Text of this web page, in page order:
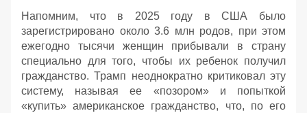
Напомним, что в 2025 году в США было
зарегистрировано около 3.6 млн родов, при этом
ежегодно тысячи женщин прибывали в страну
специально для того, чтобы их ребенок получил
гражданство. Трамп неоднократно критиковал эту
систему, называя ее «позором» и попыткой
«купить» американское гражданство, что, по его